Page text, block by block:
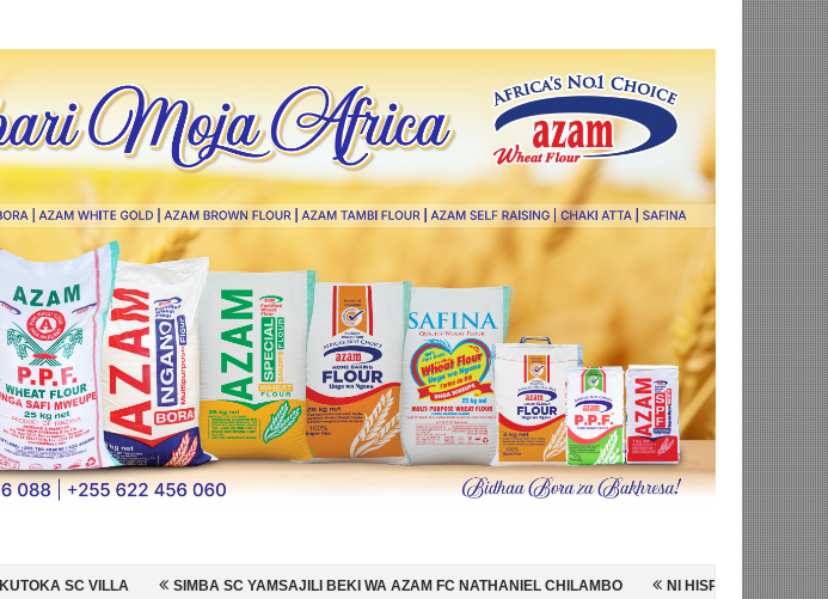
SIMBA SC YAMSAJILI BEKI WA AZAM FC NATHANIEL CHILAMBO NI HISPANIA MABINGWA WA DUNIA 2026,